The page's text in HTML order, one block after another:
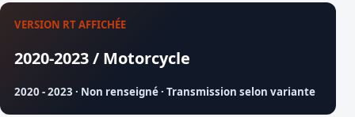
VERSION RT AFFICHÉE
2020-2023 / Motorcycle
2020 - 2023 · Non renseigné · Transmission selon variante